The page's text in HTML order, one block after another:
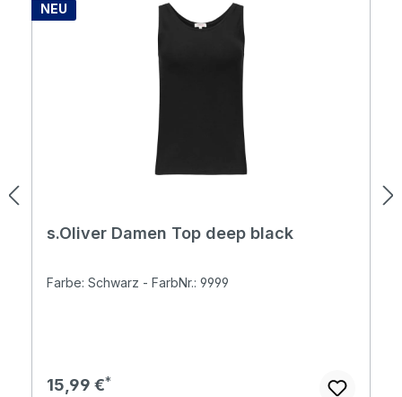
NEU
s.Oliver Damen Top deep black
Farbe: Schwarz - FarbNr.: 9999
Regulärer Preis:
15,99 €